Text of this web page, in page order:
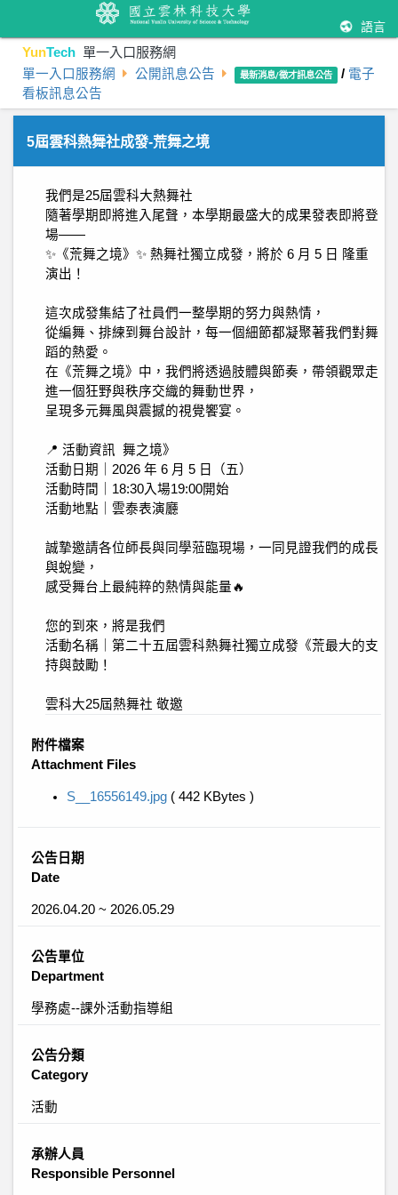
語言
YunTech 單一入口服務網
單一入口服務網 公開訊息公告 最新消息/徵才訊息公告 / 電子
看板訊息公告
5屆雲科熱舞社成發-荒舞之境
我們是25屆雲科大熱舞社
隨著學期即將進入尾聲，本學期最盛大的成果發表即將登
場——
✨《荒舞之境》✨ 熱舞社獨立成發，將於 6 月 5 日 隆重
演出！
這次成發集結了社員們一整學期的努力與熱情，
從編舞、排練到舞台設計，每一個細節都凝聚著我們對舞
蹈的熱愛。
在《荒舞之境》中，我們將透過肢體與節奏，帶領觀眾走
進一個狂野與秩序交織的舞動世界，
呈現多元舞風與震撼的視覺饗宴。
📍 活動資訊 舞之境》
活動日期｜2026 年 6 月 5 日（五）
活動時間｜18:30入場19:00開始
活動地點｜雲泰表演廳
誠摯邀請各位師長與同學蒞臨現場，一同見證我們的成長
與蛻變，
感受舞台上最純粹的熱情與能量🔥
您的到來，將是我們
活動名稱｜第二十五屆雲科熱舞社獨立成發《荒最大的支
持與鼓勵！
雲科大25屆熱舞社 敬邀
附件檔案
Attachment Files
S__16556149.jpg ( 442 KBytes )
公告日期
Date
2026.04.20 ~ 2026.05.29
公告單位
Department
學務處--課外活動指導組
公告分類
Category
活動
承辦人員
Responsible Personnel